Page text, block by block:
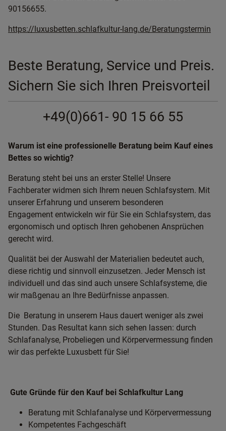
90156655.
https://luxusbetten.schlafkultur-lang.de/Beratungstermin
Beste Beratung, Service und Preis.
Sichern Sie sich Ihren Preisvorteil
+49(0)661- 90 15 66 55
Warum ist eine professionelle Beratung beim Kauf eines
Bettes so wichtig?
Beratung steht bei uns an erster Stelle! Unsere
Fachberater widmen sich Ihrem neuen Schlafsystem. Mit
unserer Erfahrung und unserem besonderen
Engagement entwickeln wir für Sie ein Schlafsystem, das
ergonomisch und optisch Ihren gehobenen Ansprüchen
gerecht wird.
Qualität bei der Auswahl der Materialien bedeutet auch,
diese richtig und sinnvoll einzusetzen. Jeder Mensch ist
individuell und das sind auch unsere Schlafsysteme, die
wir maßgenau an Ihre Bedürfnisse anpassen.
Die Beratung in unserem Haus dauert weniger als zwei
Stunden. Das Resultat kann sich sehen lassen: durch
Schlafanalyse, Probeliegen und Körpervermessung finden
wir das perfekte Luxusbett für Sie!
Gute Gründe für den Kauf bei Schlafkultur Lang
Beratung mit Schlafanalyse und Körpervermessung
Kompetentes Fachgeschäft